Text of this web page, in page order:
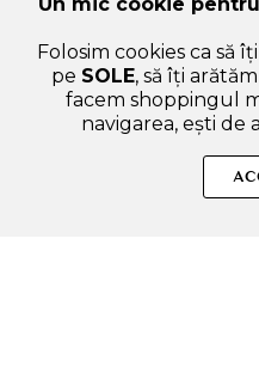
Madagascar Centella
formulata cu extract de
Folosim cookies ca să
pe SOLE, să îți
facem shoppingul
navigarea, ești de